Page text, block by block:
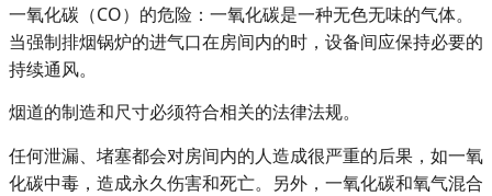
一氧化碳（CO）的危险：一氧化碳是一种无色无味的气体。
当强制排烟锅炉的进气口在房间内的时，设备间应保持必要的
持续通风。
烟道的制造和尺寸必须符合相关的法律法规。
任何泄漏、堵塞都会对房间内的人造成很严重的后果，如一氧
化碳中毒，造成永久伤害和死亡。另外，一氧化碳和氧气混合